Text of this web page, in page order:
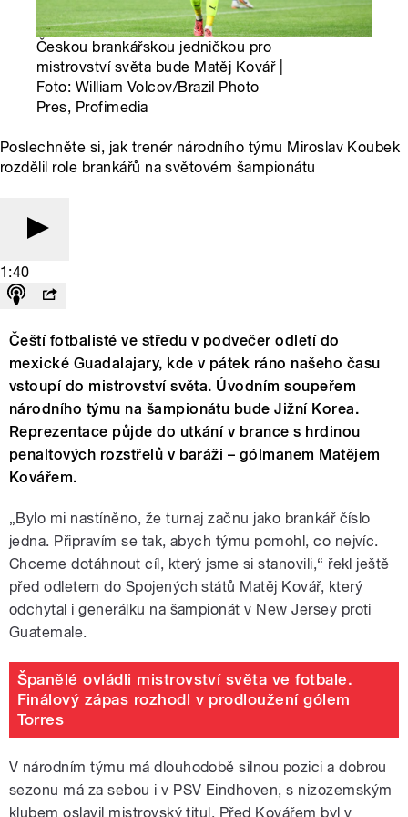
Českou brankářskou jedničkou pro
mistrovství světa bude Matěj Kovář |
Foto: William Volcov/Brazil Photo
Pres, Profimedia
Poslechněte si, jak trenér národního týmu Miroslav Koubek
rozdělil role brankářů na světovém šampionátu
1:40
Čeští fotbalisté ve středu v podvečer odletí do
mexické Guadalajary, kde v pátek ráno našeho času
vstoupí do mistrovství světa. Úvodním soupeřem
národního týmu na šampionátu bude Jižní Korea.
Reprezentace půjde do utkání v brance s hrdinou
penaltových rozstřelů v baráži – gólmanem Matějem
Kovářem.
„Bylo mi nastíněno, že turnaj začnu jako brankář číslo
jedna. Připravím se tak, abych týmu pomohl, co nejvíc.
Chceme dotáhnout cíl, který jsme si stanovili,“ řekl ještě
před odletem do Spojených států Matěj Kovář, který
odchytal i generálku na šampionát v New Jersey proti
Guatemale.
Španělé ovládli mistrovství světa ve fotbale.
Finálový zápas rozhodl v prodloužení gólem
Torres
V národním týmu má dlouhodobě silnou pozici a dobrou
sezonu má za sebou i v PSV Eindhoven, s nizozemským
klubem oslavil mistrovský titul. Před Kovářem byl v